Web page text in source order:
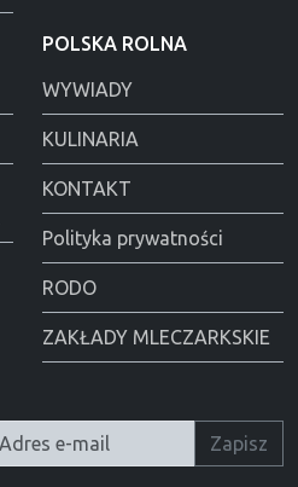
POLSKA ROLNA
WYWIADY
KULINARIA
KONTAKT
Polityka prywatności
RODO
ZAKŁADY MLECZARKSKIE
Zapisz